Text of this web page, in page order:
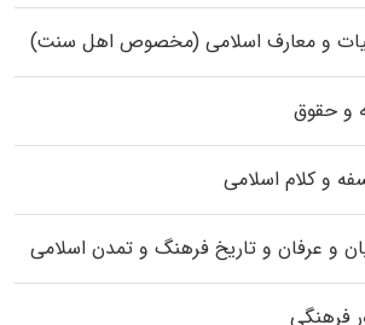
و معارف اسلامی (مخصوص اهل سنت)
و حقوق
و کلام اسلامی
و عرفان و تاریخ فرهنگ و تمدن اسلامی
فرهنگی